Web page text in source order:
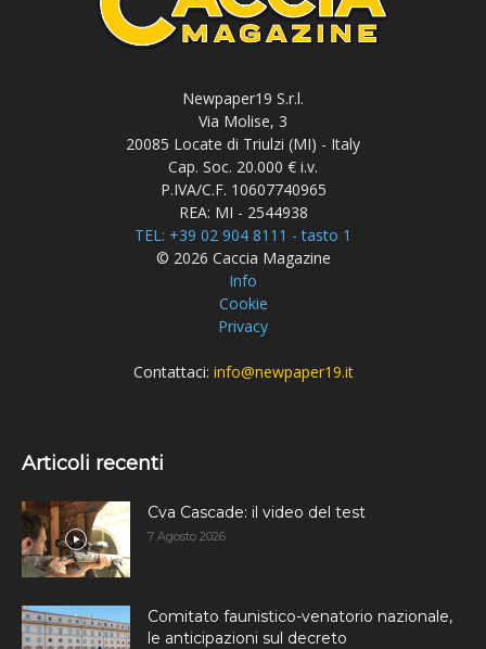
Newpaper19 S.r.l.
Via Molise, 3
20085 Locate di Triulzi (MI) - Italy
Cap. Soc. 20.000 € i.v.
P.IVA/C.F. 10607740965
REA: MI - 2544938
TEL: +39 02 904 8111 - tasto 1
© 2026 Caccia Magazine
Info
Cookie
Privacy
Contattaci: info@newpaper19.it
Articoli recenti
Cva Cascade: il video del test
7 Agosto 2026
Comitato faunistico-venatorio nazionale,
le anticipazioni sul decreto